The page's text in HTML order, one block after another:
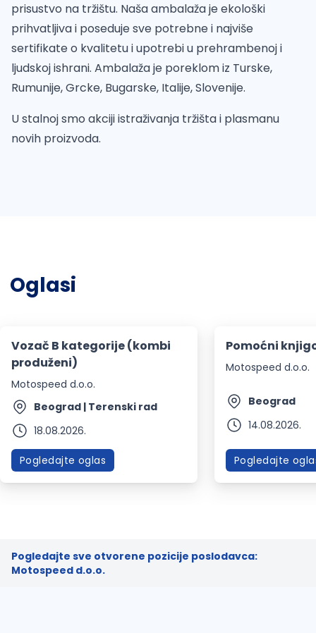
prisustvo na tržištu. Naša ambalaža je ekološki
prihvatljiva i poseduje sve potrebne i najviše
sertifikate o kvalitetu i upotrebi u prehrambenoj i
ljudskoj ishrani. Ambalaža je poreklom iz Turske,
Rumunije, Grcke, Bugarske, Italije, Slovenije.
U stalnoj smo akciji istraživanja tržišta i plasmanu
novih proizvoda.
Oglasi
Vozač B kategorije (kombi
produženi)
Motospeed d.o.o.
Beograd | Terenski rad
18.08.2026.
Pogledajte oglas
Pomoćni
Motospeed d.o.o.
Beograd
14.08.2026.
Pogledajte
Pogledajte sve otvorene pozicije poslodavca:
Motospeed d.o.o.